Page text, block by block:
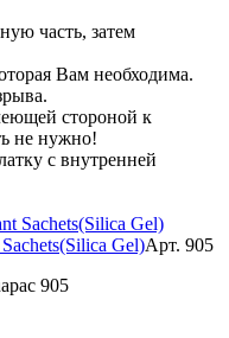
часть, затем
Вам необходима.
стороной к
не нужно!
с внутренней
Gel)Арт. 905
905